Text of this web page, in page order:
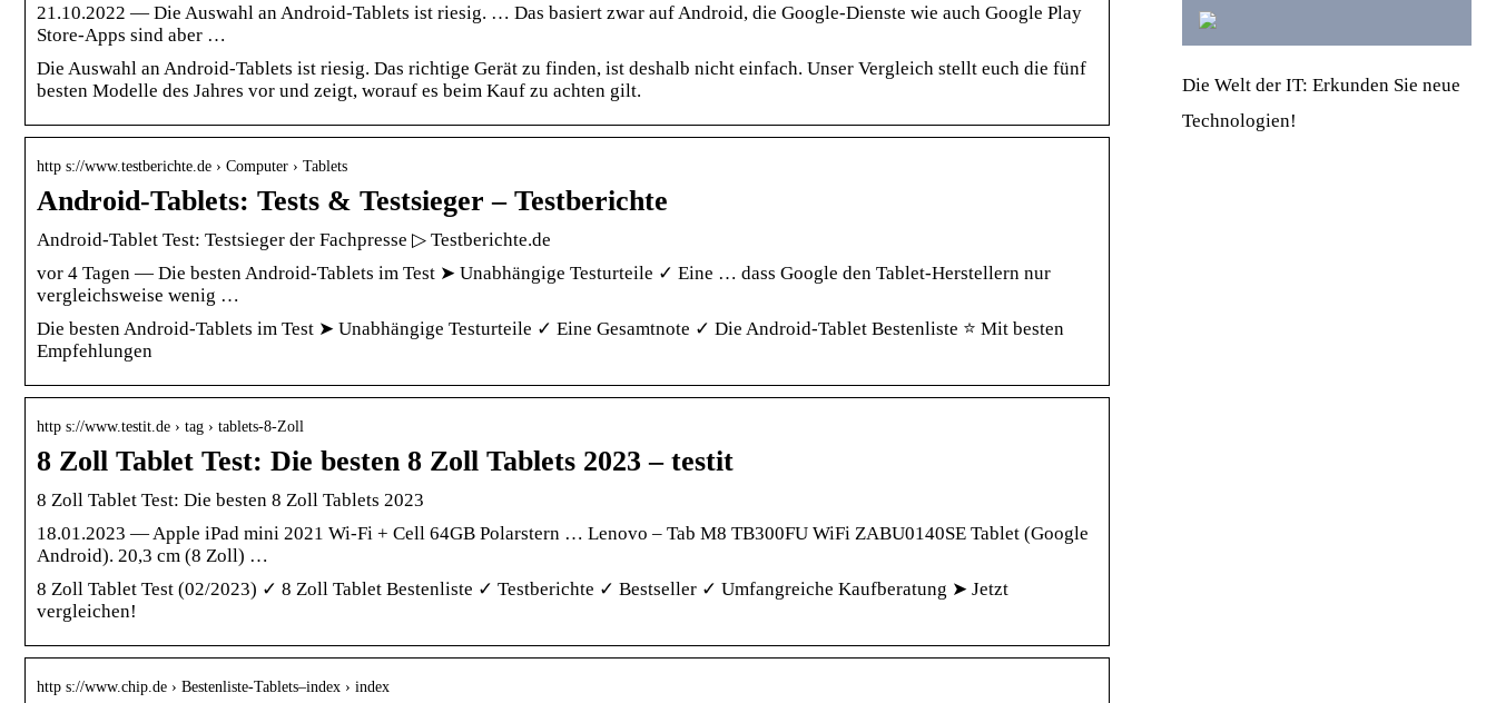
21.10.2022 — Die Auswahl an Android-Tablets ist riesig. … Das basiert zwar auf Android, die Google-Dienste wie auch Google Play
Store-Apps sind aber …
Die Auswahl an Android-Tablets ist riesig. Das richtige Gerät zu finden, ist deshalb nicht einfach. Unser Vergleich stellt euch die fünf
besten Modelle des Jahres vor und zeigt, worauf es beim Kauf zu achten gilt.
http s://www.testberichte.de › Computer › Tablets
Android-​Tablets: Tests & Testsieger – Testberichte
Android-Tablet Test: Testsieger der Fachpresse ▷ Testberichte.de
vor 4 Tagen — Die besten Android-Tablets im Test ➤ Unabhängige Testurteile ✓ Eine … dass Google den Tablet-Herstellern nur
vergleichsweise wenig …
Die besten Android-Tablets im Test ➤ Unabhängige Testurteile ✓ Eine Gesamtnote ✓ Die Android-Tablet Bestenliste ⭐ Mit besten
Empfehlungen
http s://www.testit.de › tag › tablets-8-Zoll
8 Zoll Tablet Test: Die besten 8 Zoll Tablets 2023 – testit
8 Zoll Tablet Test: Die besten 8 Zoll Tablets 2023
18.01.2023 — Apple iPad mini 2021 Wi-Fi + Cell 64GB Polarstern … Lenovo – Tab M8 TB300FU WiFi ZABU0140SE Tablet (Google
Android). 20,3 cm (8 Zoll) …
8 Zoll Tablet Test (02/2023) ✓ 8 Zoll Tablet Bestenliste ✓ Testberichte ✓ Bestseller ✓ Umfangreiche Kaufberatung ➤ Jetzt
vergleichen!
http s://www.chip.de › Bestenliste-Tablets–index › index
Die Welt der IT: Erkunden Sie neue
Technologien!